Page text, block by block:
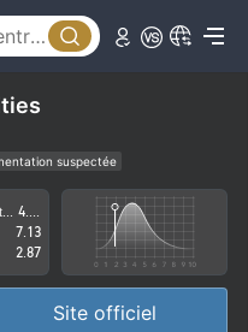
suspectée
7.13
2.87
Site officiel